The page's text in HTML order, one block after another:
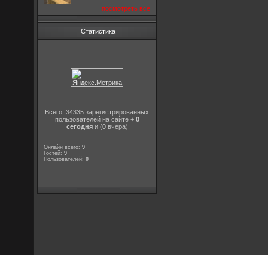
посмотреть все
Статистика
Всего: 34335 зарегистрированных
пользователей на сайте + 0
сегодняи (0 вчера)
Онлайн всего:9
Гостей:9
Пользователей:0